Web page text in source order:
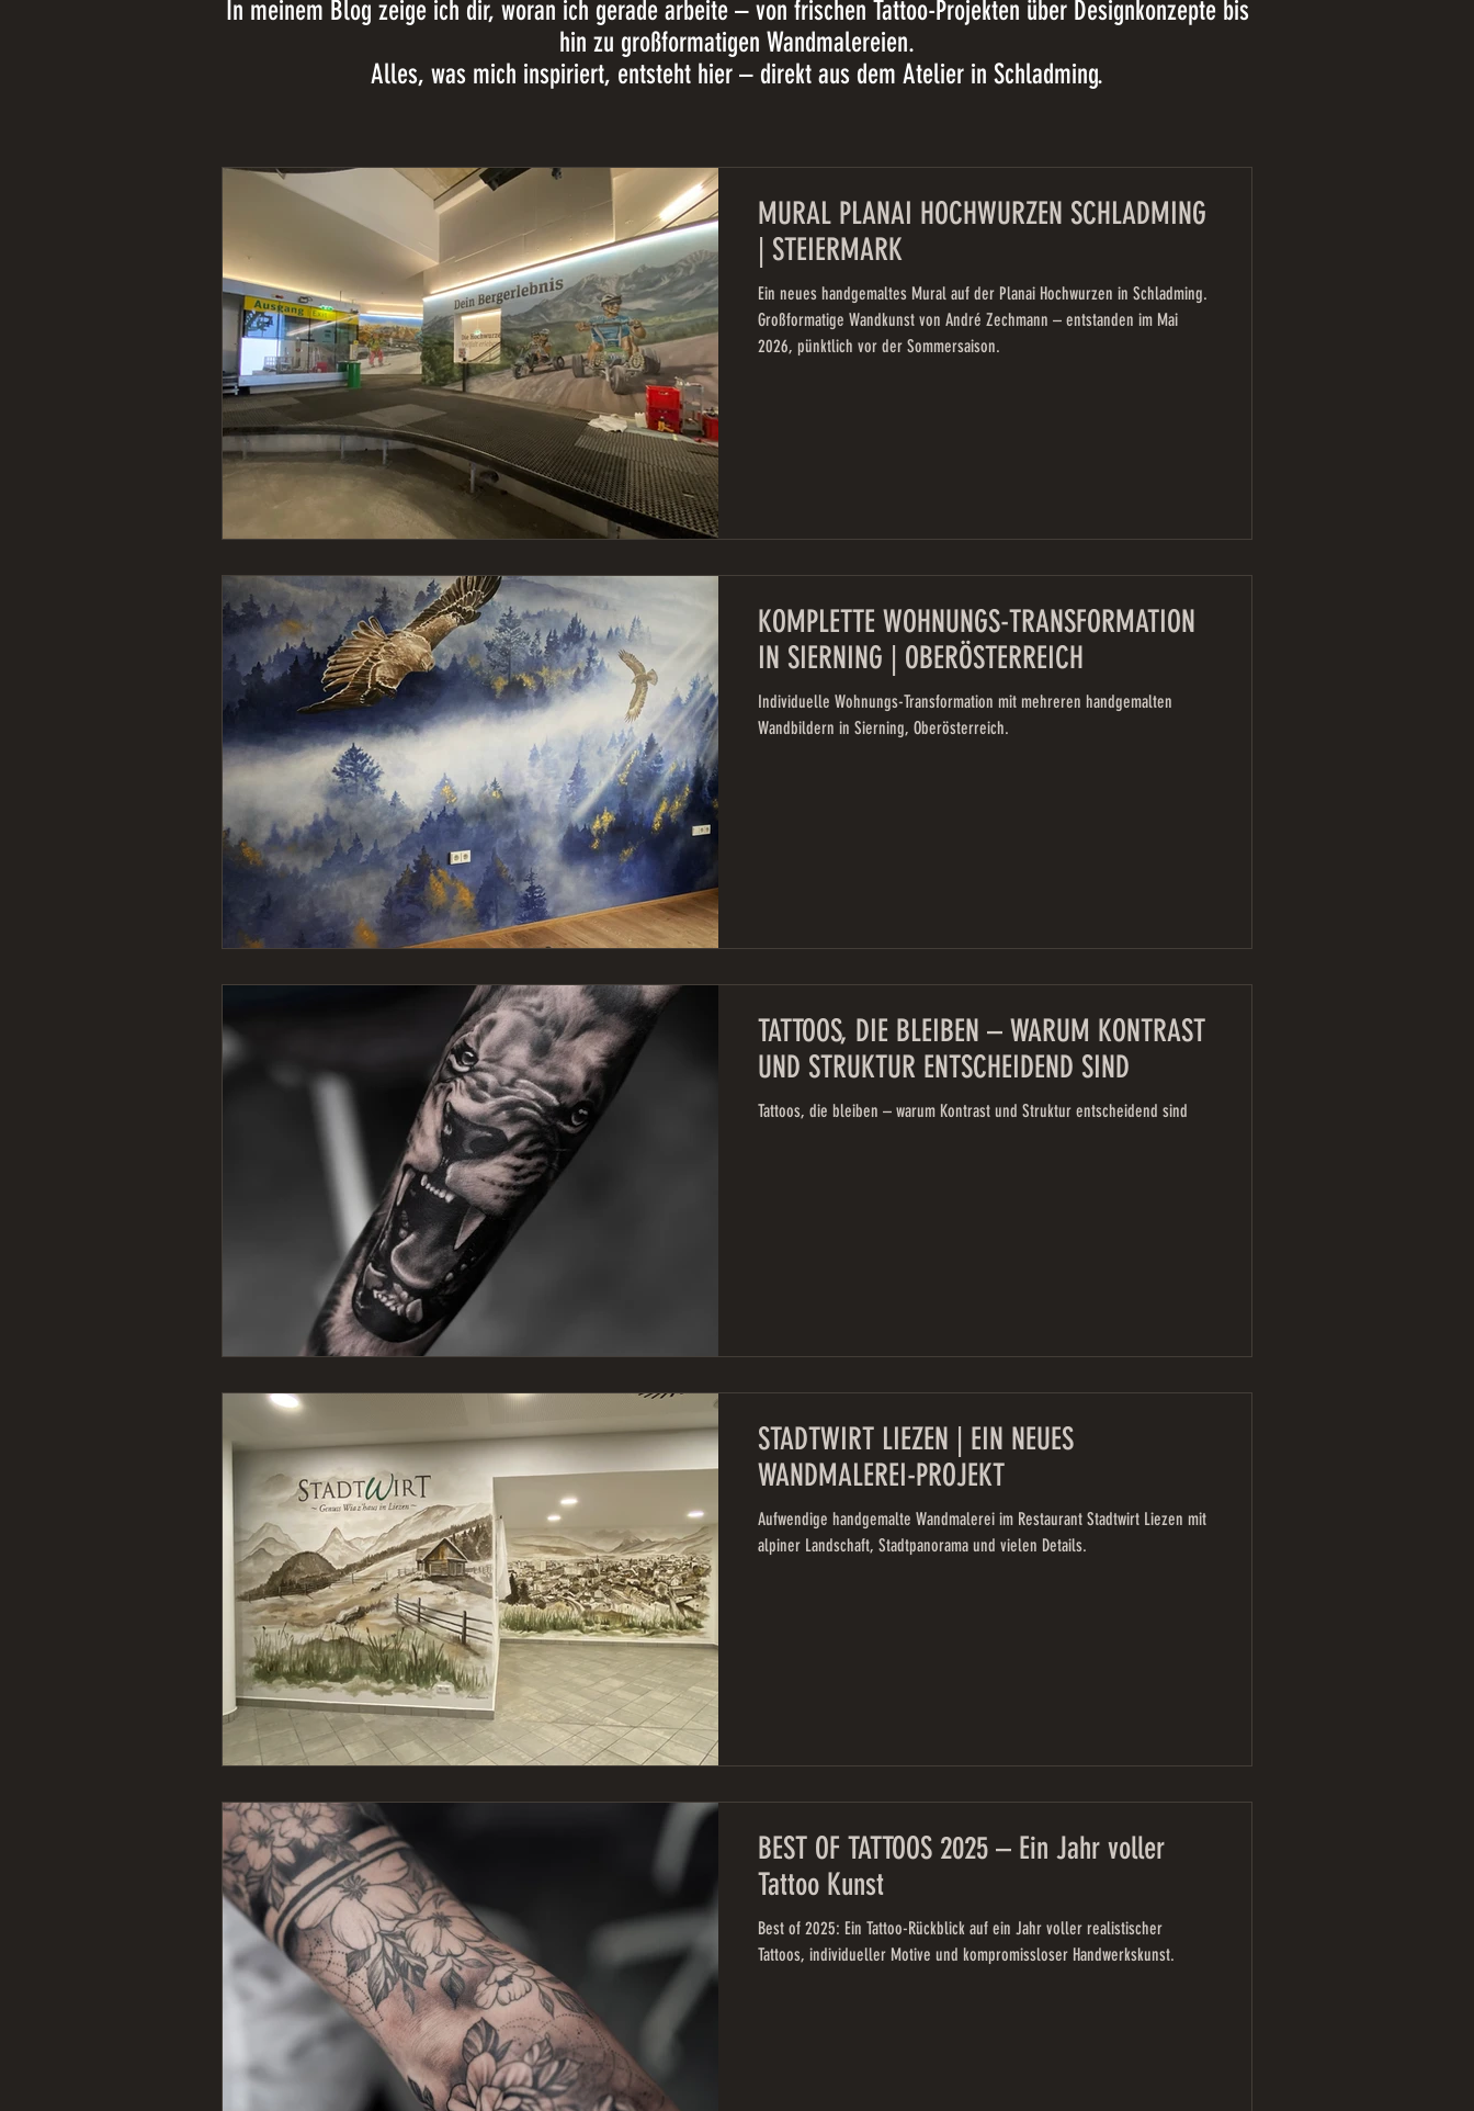
In meinem Blog zeige ich dir, woran ich gerade arbeite – von frischen Tattoo-Projekten über Designkonzepte bis
hin zu großformatigen Wandmalereien.
Alles, was mich inspiriert, entsteht hier – direkt aus dem Atelier in Schladming.
MURAL PLANAI HOCHWURZEN SCHLADMING
| STEIERMARK
Ein neues handgemaltes Mural auf der Planai Hochwurzen in Schladming.
Großformatige Wandkunst von André Zechmann – entstanden im Mai
2026, pünktlich vor der Sommersaison.
KOMPLETTE WOHNUNGS-TRANSFORMATION
IN SIERNING | OBERÖSTERREICH
Individuelle Wohnungs-Transformation mit mehreren handgemalten
Wandbildern in Sierning, Oberösterreich.
TATTOOS, DIE BLEIBEN – WARUM KONTRAST
UND STRUKTUR ENTSCHEIDEND SIND
Tattoos, die bleiben – warum Kontrast und Struktur entscheidend sind
STADTWIRT LIEZEN | EIN NEUES
WANDMALEREI-PROJEKT
Aufwendige handgemalte Wandmalerei im Restaurant Stadtwirt Liezen mit
alpiner Landschaft, Stadtpanorama und vielen Details.
BEST OF TATTOOS 2025 – Ein Jahr voller
Tattoo Kunst
Best of 2025: Ein Tattoo-Rückblick auf ein Jahr voller realistischer
Tattoos, individueller Motive und kompromissloser Handwerkskunst.